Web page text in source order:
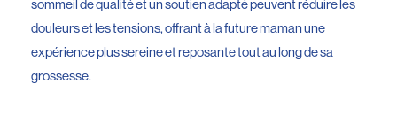
sommeil de qualité et un soutien adapté peuvent réduire les
douleurs et les tensions, offrant à la future maman une
expérience plus sereine et reposante tout au long de sa
grossesse.